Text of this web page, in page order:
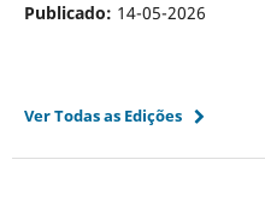
Publicado: 14-05-2026
Ver Todas as Edições